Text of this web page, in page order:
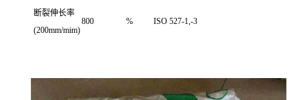
断裂伸长率
(200mm/mim)
800 % ISO 527-1,-3